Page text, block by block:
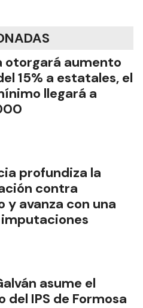
otorgará aumento
15% a estatales, el
llegará a
profundiza la
contra
y avanza con una
asume el
del IPS de Formosa